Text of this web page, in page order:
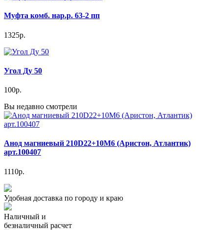
Муфта комб. нар.р. 63-2 пп
1325р.
Угол Ду 50
100р.
Вы недавно смотрели
Анод магниевый 210D22+10M6 (Аристон, Атлантик)
арт.100407
1110р.
Удобная доставка по городу и краю
Наличный и
безналичный расчет